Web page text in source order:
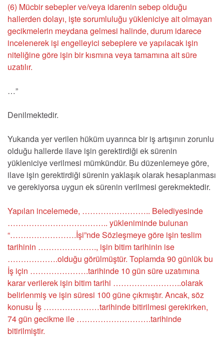
(6) Mücbir sebepler ve/veya idarenin sebep olduğu
hallerden dolayı, işte sorumluluğu yükleniciye ait olmayan
gecikmelerin meydana gelmesi halinde, durum idarece
incelenerek işi engelleyici sebeplere ve yapılacak işin
niteliğine göre işin bir kısmına veya tamamına ait süre
uzatılır.
…”
Denilmektedir.
Yukarıda yer verilen hüküm uyarınca bir iş artışının zorunlu
olduğu hallerde ilave işin gerektirdiği ek sürenin
yükleniciye verilmesi mümkündür. Bu düzenlemeye göre,
ilave işin gerektirdiği sürenin yaklaşık olarak hesaplanması
ve gerekiyorsa uygun ek sürenin verilmesi gerekmektedir.
Yapılan incelemede, …………………….. Belediyesinde
……………………………….. yükleniminde bulunan
“…………………….İşi”nde Sözleşmeye göre işin teslim
tarihinin …………………., işin bitim tarihinin ise
……………….olduğu görülmüştür. Toplamda 90 günlük bu
İş için ………………….tarihinde 10 gün süre uzatımına
karar verilerek işin bitim tarihi ……………………..olarak
belirlenmiş ve işin süresi 100 güne çıkmıştır. Ancak, söz
konusu İş …………………tarihinde bitirilmesi gerekirken,
74 gün gecikme ile ……………………….tarihinde
bitirilmiştir.